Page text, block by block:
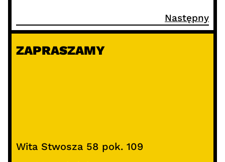
Następny
ZAPRASZAMY
Wita Stwosza 58 pok. 109